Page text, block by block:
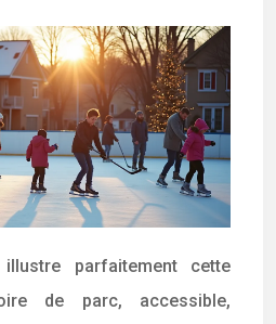
illustre parfaitement cette
de parc, accessible,